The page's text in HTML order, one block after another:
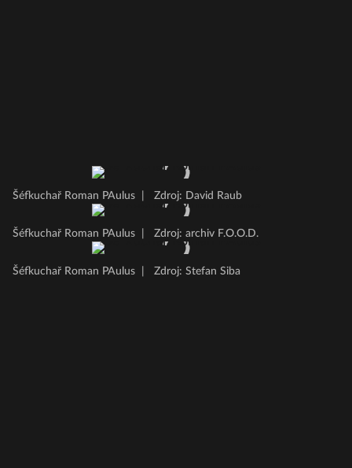
Šéfkuchař Roman PAulus Zdroj: David Raub
Šéfkuchař Roman PAulus Zdroj: archiv F.O.O.D.
Šéfkuchař Roman PAulus Zdroj: Stefan Siba